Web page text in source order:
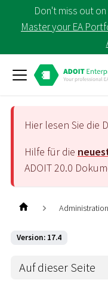
Don't miss out on
Master your EA
Hier lesen Sie die
Hilfe für die
ADOIT20.0
Administration
Version: 17.4
Auf dieser Seite